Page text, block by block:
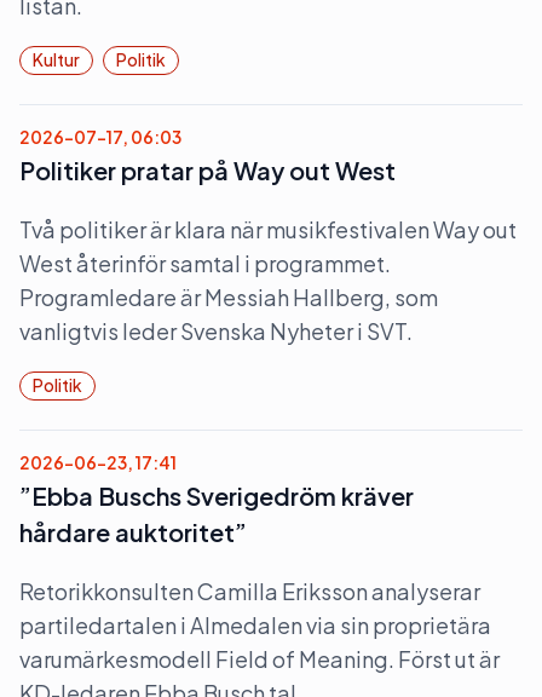
Kultur Politik
2026-07-17, 06:03
Politiker pratar på Way out West
Två politiker är klara när musikfestivalen Way out
West återinför samtal i programmet.
Programledare är Messiah Hallberg, som
vanligtvis leder Svenska Nyheter i SVT.
Politik
2026-06-23, 17:41
”Ebba Buschs Sverigedröm kräver
hårdare auktoritet”
Retorikkonsulten Camilla Eriksson analyserar
partiledartalen i Almedalen via sin proprietära
varumärkesmodell Field of Meaning. Först ut är